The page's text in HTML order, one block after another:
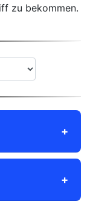
zu bekommen.